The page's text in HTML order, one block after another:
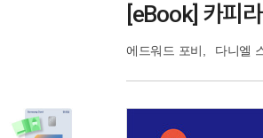
[eBook] 카피
에드워드 포비 다니엘